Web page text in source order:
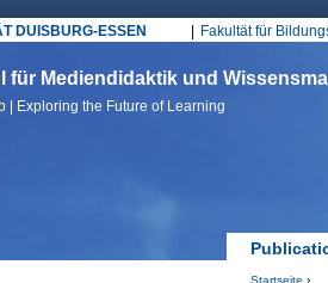
DUISBURG-ESSEN
Fakultät für
für Mediendidaktik und
| Exploring the Future of Learning
Startseite ›